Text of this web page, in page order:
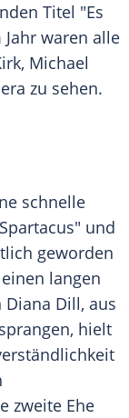
Titel "Es
waren alle
, Michael
zu sehen.
schnelle
und
geworden
langen
Dill, aus
hielt
zweite Ehe